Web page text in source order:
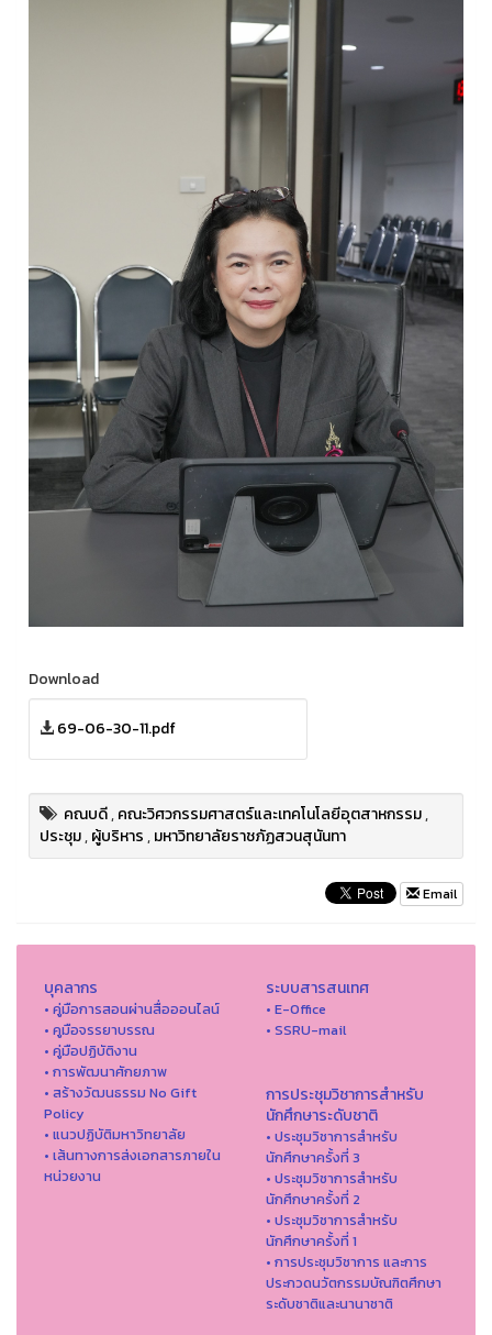
Download
69-06-30-11.pdf
คณบดี,คณะวิศวกรรมศาสตร์และเทคโนโลยีอุตสาหกรรม,
ประชุม,ผู้บริหาร,มหาวิทยาลัยราชภัฏสวนสุนันทา
Email
บุคลากร
• คู่มือการสอนผ่านสื่อออนไลน์
• คูมือจรรยาบรรณ
• คู่มือปฏิบัติงาน
• การพัฒนาศักยภาพ
• สร้างวัฒนธรรม No Gift
Policy
• แนวปฏิบัติมหาวิทยาลัย
• เส้นทางการส่งเอกสารภายใน
หน่วยงาน
ระบบสารสนเทศ
• E-Office
• SSRU-mail
การประชุมวิชาการสำหรับ
นักศึกษาระดับชาติ
• ประชุมวิชาการสำหรับ
นักศึกษาครั้งที่ 3
• ประชุมวิชาการสำหรับ
นักศึกษาครั้งที่ 2
• ประชุมวิชาการสำหรับ
นักศึกษาครั้งที่ 1
• การประชุมวิชาการ และการ
ประกวดนวัตกรรมบัณฑิตศึกษา
ระดับชาติและนานาชาติ